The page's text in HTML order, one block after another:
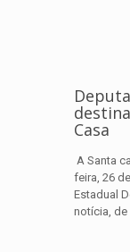
Casa
A Santa
feira, 26
Estadual
notícia, de